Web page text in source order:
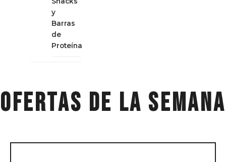
y
Barras
de
Proteína
ofertas de la semana